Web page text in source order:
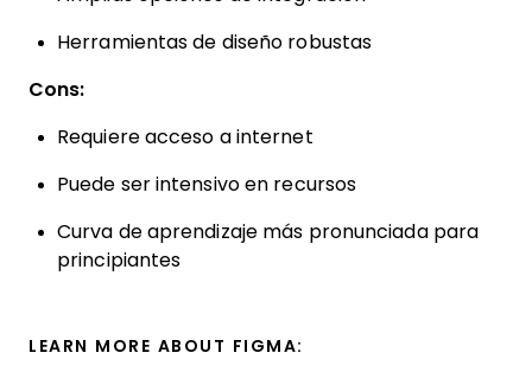
Herramientas de diseño robustas
Cons:
Requiere acceso a internet
Puede ser intensivo en recursos
Curva de aprendizaje más pronunciada para
principiantes
LEARN MORE ABOUT FIGMA: